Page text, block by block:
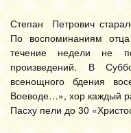
Степан Петрович
По воспоминаниям
течение недели не
произведений. В
всенощного бдения
Воеводе…», хор каждый
Пасху пели до 30